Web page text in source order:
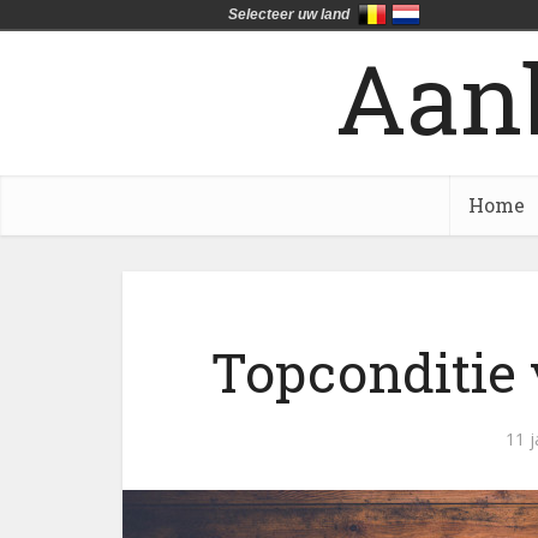
Home
Topconditie
11
Selecteer uw land